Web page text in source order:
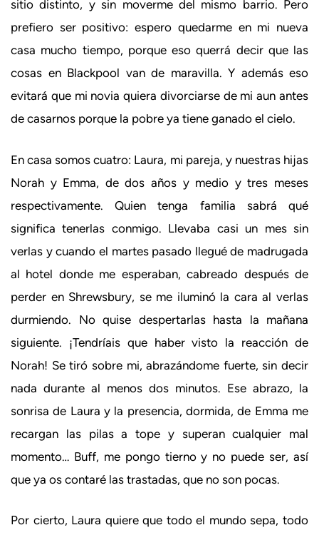
sitio distinto, y sin moverme del mismo barrio. Pero
prefiero ser positivo: espero quedarme en mi nueva
casa mucho tiempo, porque eso querrá decir que las
cosas en Blackpool van de maravilla. Y además eso
evitará que mi novia quiera divorciarse de mi aun antes
de casarnos porque la pobre ya tiene ganado el cielo.
En casa somos cuatro: Laura, mi pareja, y nuestras hijas
Norah y Emma, de dos años y medio y tres meses
respectivamente. Quien tenga familia sabrá qué
significa tenerlas conmigo. Llevaba casi un mes sin
verlas y cuando el martes pasado llegué de madrugada
al hotel donde me esperaban, cabreado después de
perder en Shrewsbury, se me iluminó la cara al verlas
durmiendo. No quise despertarlas hasta la mañana
siguiente. ¡Tendríais que haber visto la reacción de
Norah! Se tiró sobre mi, abrazándome fuerte, sin decir
nada durante al menos dos minutos. Ese abrazo, la
sonrisa de Laura y la presencia, dormida, de Emma me
recargan las pilas a tope y superan cualquier mal
momento… Buff, me pongo tierno y no puede ser, así
que ya os contaré las trastadas, que no son pocas.
Por cierto, Laura quiere que todo el mundo sepa, todo